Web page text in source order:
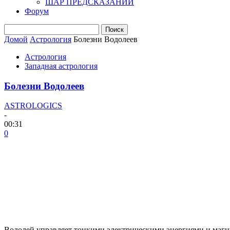
ШАР ПРЕДСКАЗАНИЙ
Форум
Домой Астрология Болезни Водолеев
Астрология
Западная астрология
Болезни Водолеев
ASTROLOGICS
-
00:31
0